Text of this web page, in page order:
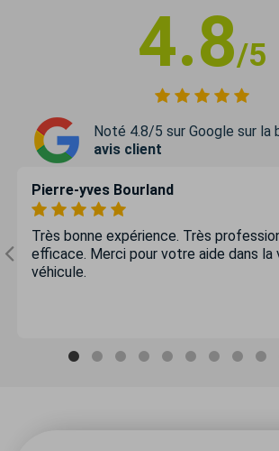
4.8/5
Noté 4.8/5 sur Google sur la
avis client
Pierre-yves Bourland
Très bonne expérience. Très
efficace. Merci pour votre aide dans la
véhicule.